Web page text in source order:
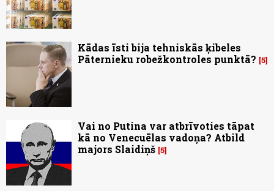
Kādas īsti bija tehniskās ķibeles
Pāternieku robežkontroles punktā? 5
Vai no Putina var atbrīvoties tāpat
kā no Venecuēlas vadoņa? Atbild
majors Slaidiņš 5